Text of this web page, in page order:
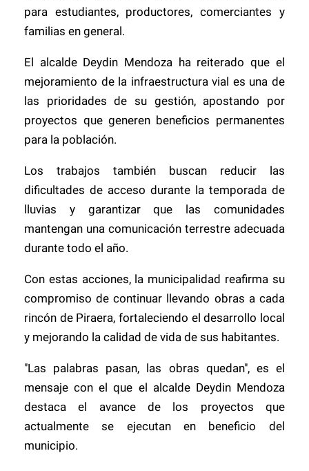
para estudiantes, productores, comerciantes y
familias en general.
El alcalde Deydin Mendoza ha reiterado que el
mejoramiento de la infraestructura vial es una de
las prioridades de su gestión, apostando por
proyectos que generen beneficios permanentes
para la población.
Los trabajos también buscan reducir las
dificultades de acceso durante la temporada de
lluvias y garantizar que las comunidades
mantengan una comunicación terrestre adecuada
durante todo el año.
Con estas acciones, la municipalidad reafirma su
compromiso de continuar llevando obras a cada
rincón de Piraera, fortaleciendo el desarrollo local
y mejorando la calidad de vida de sus habitantes.
"Las palabras pasan, las obras quedan", es el
mensaje con el que el alcalde Deydin Mendoza
destaca el avance de los proyectos que
actualmente se ejecutan en beneficio del
municipio.